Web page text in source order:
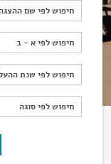
חיפוש לפי שם
חיפוש לפי א - ב
חיפוש לפי א - ב
חיפוש לפי שנת
חיפוש לפי שנת
חיפוש לפי סוגה
חיפוש לפי סוגה